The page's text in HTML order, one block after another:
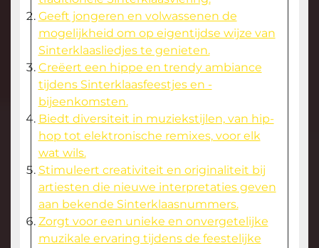
Geeft jongeren en volwassenen de
mogelijkheid om op eigentijdse wijze van
Sinterklaasliedjes te genieten.
Creëert een hippe en trendy ambiance
tijdens Sinterklaasfeestjes en -
bijeenkomsten.
Biedt diversiteit in muziekstijlen, van hip-
hop tot elektronische remixes, voor elk
wat wils.
Stimuleert creativiteit en originaliteit bij
artiesten die nieuwe interpretaties geven
aan bekende Sinterklaasnummers.
Zorgt voor een unieke en onvergetelijke
muzikale ervaring tijdens de feestelijke